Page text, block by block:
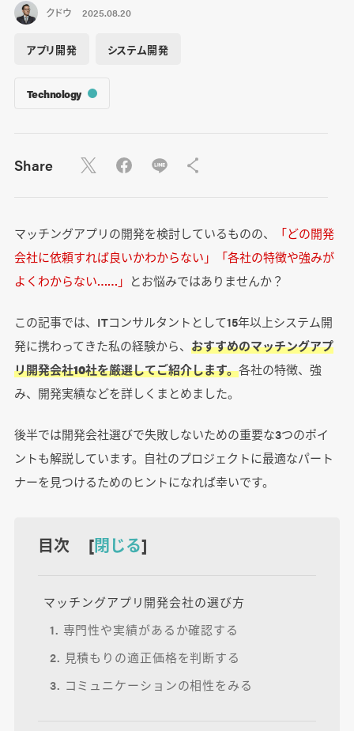
クドウ 2025.08.20
アプリ開発 システム開発
Technology
Share
マッチングアプリの開発を検討しているものの、
「どの開発
会社に依頼すれば良いかわからない」「各社の特徴や強みが
よくわからない……」 とお悩みではありませんか？
この記事では、ITコンサルタントとして15年以上システム開
発に携わってきた私の経験から、 おすすめのマッチングアプ
リ開発会社10社を厳選してご紹介します。各社の特徴、強
み、開発実績などを詳しくまとめました。
後半では開発会社選びで失敗しないための重要な3つのポイ
ントも解説しています。自社のプロジェクトに最適なパート
ナーを見つけるためのヒントになれば幸いです。
目次 [閉じる]
マッチングアプリ開発会社の選び方
1. 専門性や実績があるか確認する
2. 見積もりの適正価格を判断する
3. コミュニケーションの相性をみる